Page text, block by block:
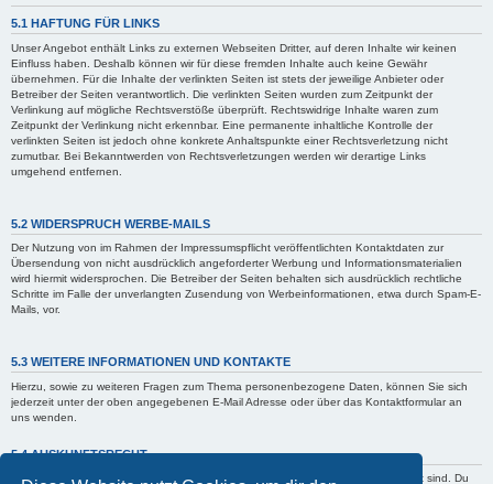
5.1 HAFTUNG FÜR LINKS
Unser Angebot enthält Links zu externen Webseiten Dritter, auf deren Inhalte wir keinen
Einfluss haben. Deshalb können wir für diese fremden Inhalte auch keine Gewähr
übernehmen. Für die Inhalte der verlinkten Seiten ist stets der jeweilige Anbieter oder
Betreiber der Seiten verantwortlich. Die verlinkten Seiten wurden zum Zeitpunkt der
Verlinkung auf mögliche Rechtsverstöße überprüft. Rechtswidrige Inhalte waren zum
Zeitpunkt der Verlinkung nicht erkennbar. Eine permanente inhaltliche Kontrolle der
verlinkten Seiten ist jedoch ohne konkrete Anhaltspunkte einer Rechtsverletzung nicht
zumutbar. Bei Bekanntwerden von Rechtsverletzungen werden wir derartige Links
umgehend entfernen.
5.2 WIDERSPRUCH WERBE-MAILS
Der Nutzung von im Rahmen der Impressumspflicht veröffentlichten Kontaktdaten zur
Übersendung von nicht ausdrücklich angeforderter Werbung und Informationsmaterialien
wird hiermit widersprochen. Die Betreiber der Seiten behalten sich ausdrücklich rechtliche
Schritte im Falle der unverlangten Zusendung von Werbeinformationen, etwa durch Spam-E-
Mails, vor.
5.3 WEITERE INFORMATIONEN UND KONTAKTE
Hierzu, sowie zu weiteren Fragen zum Thema personenbezogene Daten, können Sie sich
jederzeit unter der oben angegebenen E-Mail Adresse oder über das Kontaktformular an
uns wenden.
5.4 AUSKUNFTSRECHT
Der Betreiber erteilt dir auf Anfrage Auskunft, welche Daten über dich gespeichert sind. Du